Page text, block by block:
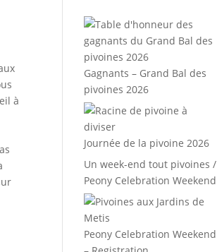
à
Gagnants – Grand Bal des
pivoines 2026
Journée de la pivoine 2026
Un week-end tout pivoines /
Peony Celebration Weekend
Peony Celebration Weekend